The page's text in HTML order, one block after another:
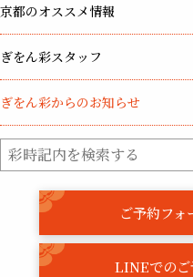
京都のオススメ情報
ぎをん彩スタッフ
ぎをん彩からのお知らせ
ご予約フォ
LINEでのご